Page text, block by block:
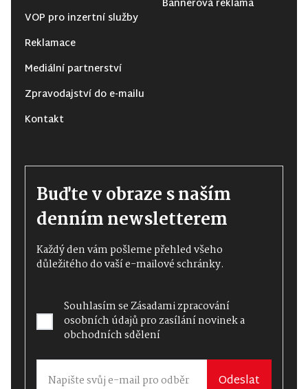
VOP pro inzertní služby
Reklamace
Mediální partnerství
Zpravodajství do e-mailu
Kontakt
Bannerová reklama
Buďte v obraze s naším
denním newsletterem
Každý den vám pošleme přehled všeho
důležitého do vaší e-mailové schránky.
Souhlasím seZásadami zpracování
osobních údajůpro zasílání novinek a
obchodních sdělení
Odeslat